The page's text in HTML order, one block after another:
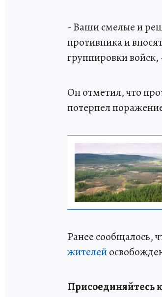
- Ваши смелые и
противника и
группировки
Он отметил, что
потерпел
Ранее сообщалось,
жителей
Присоединяйтесь